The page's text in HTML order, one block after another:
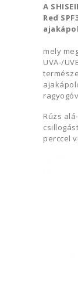
A
Red
mely
UVA-/
Rúzs
perccel